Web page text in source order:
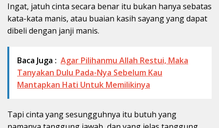
Ingat, jatuh cinta secara benar itu bukan hanya sebatas
kata-kata manis, atau buaian kasih sayang yang dapat
dibeli dengan janji manis.
Baca Juga : Agar Pilihanmu Allah Restui, Maka
Tanyakan Dulu Pada-Nya Sebelum Kau
Mantapkan Hati Untuk Memilikinya
Tapi cinta yang sesungguhnya itu butuh yang